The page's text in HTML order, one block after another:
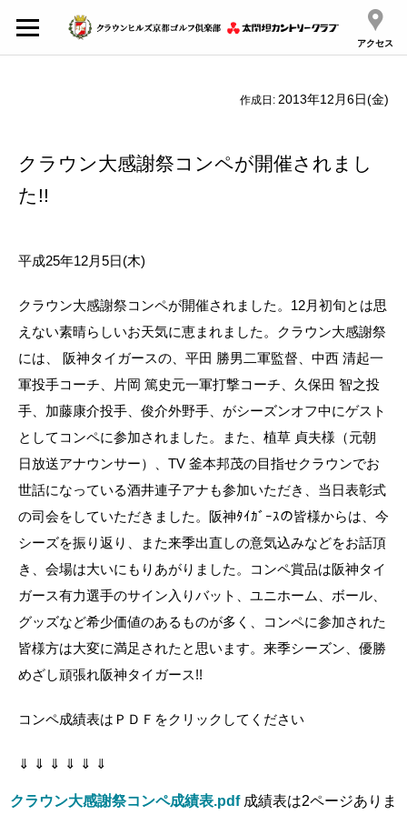
アクセス
作成日: 2013年12月6日(金)
クラウン大感謝祭コンペが開催されまし
た!!
平成25年12月5日(木)
クラウン大感謝祭コンペが開催されました。12月初旬とは思
えない素晴らしいお天気に恵まれました。クラウン大感謝祭
には、 阪神タイガースの、平田 勝男二軍監督、中西 清起一
軍投手コーチ、片岡 篤史元一軍打撃コーチ、久保田 智之投
手、加藤康介投手、俊介外野手、がシーズンオフ中にゲスト
としてコンペに参加されました。また、植草 貞夫様（元朝
日放送アナウンサー）、TV 釜本邦茂の目指せクラウンでお
世話になっている酒井連子アナも参加いただき、当日表彰式
の司会をしていただきました。阪神ﾀｲｶﾞｰｽの皆様からは、今
シーズを振り返り、また来季出直しの意気込みなどをお話頂
き、会場は大いにもりあがりました。コンペ賞品は阪神タイ
ガース有力選手のサイン入りバット、ユニホーム、ボール、
グッズなど希少価値のあるものが多く、コンペに参加された
皆様方は大変に満足されたと思います。来季シーズン、優勝
めざし頑張れ阪神タイガース!!
コンペ成績表はＰＤＦをクリックしてください
⇓ ⇓ ⇓ ⇓ ⇓ ⇓
クラウン大感謝祭コンペ成績表.pdf成績表は2ページありま